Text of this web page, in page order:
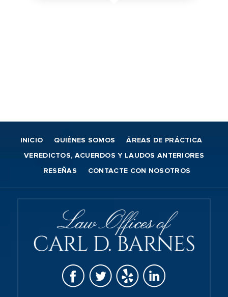
INICIO QUIÉNES SOMOS ÁREAS DE PRÁCTICA
VEREDICTOS, ACUERDOS Y LAUDOS ANTERIORES
RESEÑAS CONTACTE CON NOSOTROS